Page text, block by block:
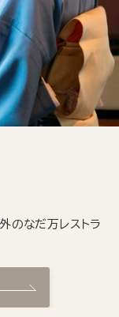
のなだ万レストラ